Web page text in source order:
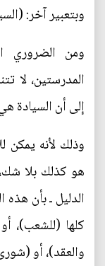
وبتعبير آخر:
ومن الضروري
المدرستين، لا
إلى أن السيادة
وذلك لأنه يمكن
هو كذلك بلا
الدليل ـ بأن هذه
كلها (للشعب)،
والعقد)، أو